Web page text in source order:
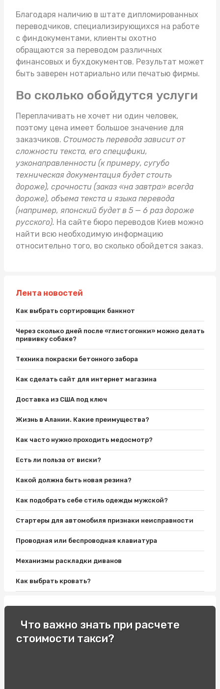
Благодаря наличию в штате дипломированных
переводчиков, специализирующихся на работе
с финдокументами, клиенты охотно
обращаются за переводом различных
финансовых и бухдокументов. Результат может
быть заверен нотариально или печатью фирмы.
Во сколько обойдутся услуги
Переплачивать не хочет ни один человек,
поэтому цена имеет большое значение для
заказчиков. Стоимость перевода зависит от
сложности текста, его специфики,
узконаправленности (к примеру, сугубо
техническая документация будет стоить
дороже), срочности (заказ «на завтра» всегда
дороже), объема текста и языка перевода
(например, японский будет в 5 — 6 раз дороже
русского). На сайте бюро переводов Киев можно
найти всю необходимую информацию
относительно того, во сколько обойдется заказ.
Лента новостей
Как выбрать сортировщик банкнот
Через сколько дней после «глистогонки» можно делать
прививку собаке?
Техника покраски бетонного забора
Как сделать сайт для интернет магазина
Доставка из США под ключ
Жизнь в Алании. Какие преимущества?
Как часто нужно проходить медосмотр?
Есть ли польза от виски?
Какой должна быть новая резина?
Как подобрать себе стиль одежды мужской?
Стартеры для автомобиля признаки неисправности
Проводная или беспроводная клавиатура
Механизмы раскладки диванов
Как выбрать кровать?
Можно ли перевозить комод с вещами в нем?
Какие бывают свечи зажигания
Что важно знать при расчете
стоимости такси?